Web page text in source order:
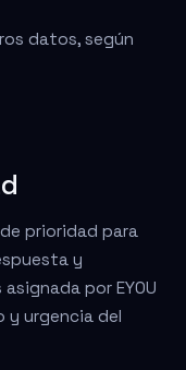
datos, según
prioridad para
y
por EYOU
y urgencia del